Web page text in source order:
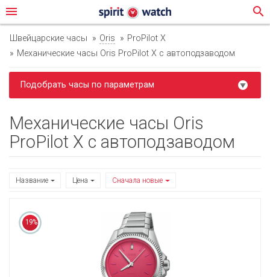
menu search
Швейцарские часы Oris
ProPilot X
Механические часы Oris ProPilot X с автоподзаводом
Подобрать часы по параметрам
Механические часы Oris
ProPilot X с автоподзаводом
Название Цена Сначала новые
19%